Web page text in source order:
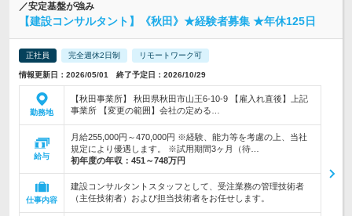
／安定基盤が強み
【建設コンサルタント】《秋田》★経験者募集 ★年休125日
正社員 完全週休2日制 リモートワーク可
情報更新日：2026/05/01 終了予定日：2026/10/29
勤務地
【秋田事業所】 秋田県秋田市山王6-10-9 【雇入れ直後】上記
事業所 【変更の範囲】会社の定める…
給与
月給255,000円～470,000円 ※経験、能力等を考慮の上、当社
規定により優遇します。 ※試用期間3ヶ月（待…
初年度の年収： 451～748万円
仕事内容
建設コンサルタントスタッフとして、受注業務の管理技術者
（主任技術者）および担当技術者をお任せします。